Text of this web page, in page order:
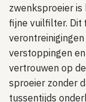
zwenksproeier
fijne vuilfilter. Dit
verstoppingen
vertrouwen op
sproeier zonder
tussentijds